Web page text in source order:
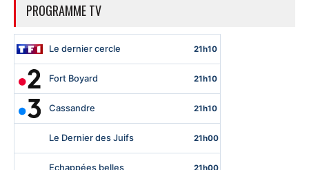
PROGRAMME TV